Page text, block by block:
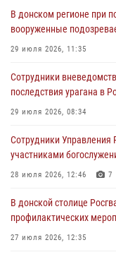
В донском регионе при
вооруженные
29 июля 2026, 11:35
Сотрудники
последствия урагана в
29 июля 2026, 08:34
Сотрудники Управления
участниками
28 июля 2026, 12:46 7
В донской столице
профилактических
27 июля 2026, 12:35